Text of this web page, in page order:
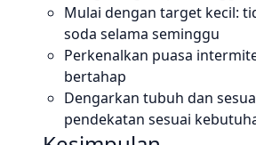
Mulai dengan target kecil:
soda selama seminggu
Perkenalkan puasa
bertahap
Dengarkan tubuh dan
pendekatan sesuai